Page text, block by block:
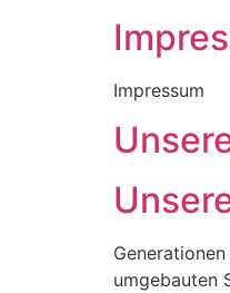
Impressum
umgebauten